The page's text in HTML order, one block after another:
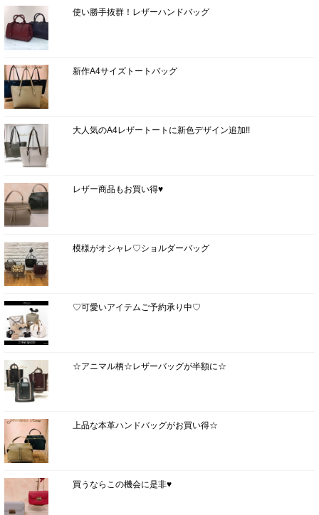
使い勝手抜群！レザーハンドバッグ
新作A4サイズトートバッグ
大人気のA4レザートートに新色デザイン追加!!
レザー商品もお買い得♥
模様がオシャレ♡ショルダーバッグ
♡可愛いアイテムご予約承り中♡
☆アニマル柄☆レザーバッグが半額に☆
上品な本革ハンドバッグがお買い得☆
買うならこの機会に是非♥